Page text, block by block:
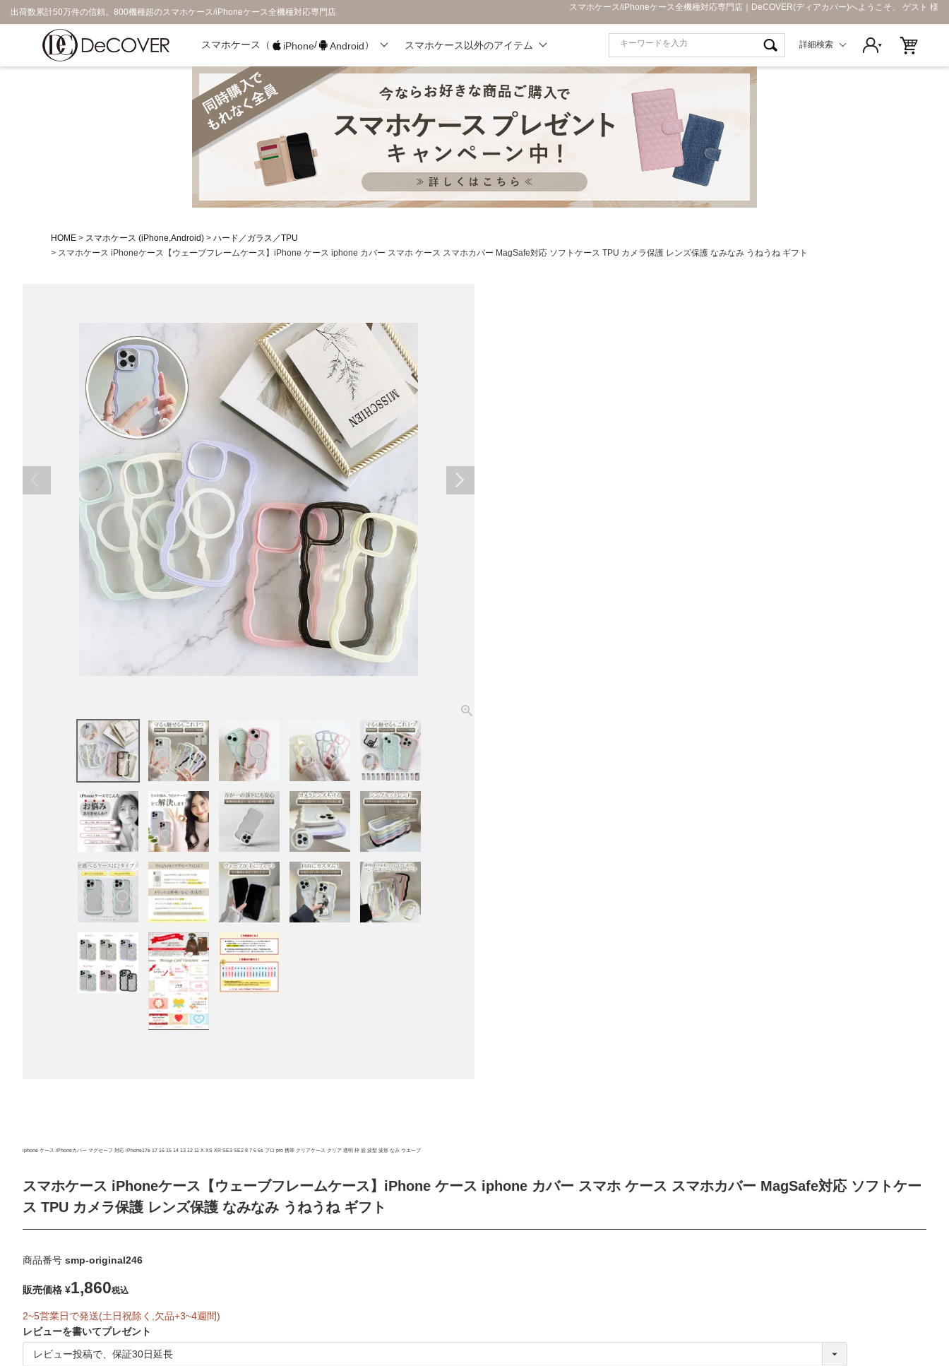
出荷数累計50万件の信頼。800機種超のスマホケース/iPhoneケース全機種対応専門店 スマホケース/iPhoneケース全機種対応専門店｜DeCOVER(ディアカバー)へようこそ、 ゲスト 様
スマホケース（ iPhone/ Android） スマホケース以外のアイテム 詳細検索
HOME スマホケース (iPhone,Android)
ハード／ガラス／TPU
スマホケース iPhoneケース【ウェーブフレームケース】iPhone ケース iphone カバー スマホ ケース スマホカバー MagSafe対応 ソフトケース TPU カメラ保護 レンズ保護 なみなみ うねうね ギフト
iphone ケース iPhoneカバー マグセーフ 対応 iPhone17e 17 16 15 14 13 12 11 X XS XR SE3 SE2 8 7 6 6s プロ pro 携帯 クリアケース クリア 透明 枠 波 波型 波形 なみ ウエーブ
スマホケース iPhoneケース【ウェーブフレームケース】iPhone ケース iphone カバー スマホ ケース スマホカバー MagSafe対応 ソフトケー
ス TPU カメラ保護 レンズ保護 なみなみ うねうね ギフト
商品番号 smp-original246
販売価格 ¥1,860税込
2~5営業日で発送(土日祝除く,欠品+3~4週間)
レビューを書いてプレゼント